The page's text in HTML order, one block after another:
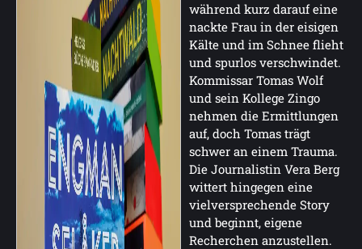
während kurz darauf eine
nackte Frau in der eisigen
Kälte und im Schnee flieht
und spurlos verschwindet.
Kommissar Tomas Wolf
und sein Kollege Zingo
nehmen die Ermittlungen
auf, doch Tomas trägt
schwer an einem Trauma.
Die Journalistin Vera Berg
wittert hingegen eine
vielversprechende Story
und beginnt, eigene
Recherchen anzustellen.